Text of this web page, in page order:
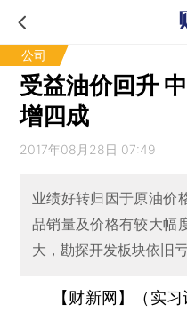
公司
受益油价回升
增四成
2017年08月28日 07:49
业绩好转归因于原油价
品销量及价格有较大幅
大，勘探开发板块依旧
【财新网】（实习